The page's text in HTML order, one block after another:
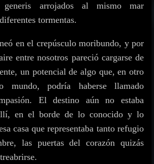
generis arrojados al mismo mar
tormentas.
en el crepúsculo moribundo, y por
entre nosotros pareció cargarse de
un potencial de algo que, en otro
mundo, podría haberse llamado
El destino aún no estaba
en el borde de lo conocido y lo
casa que representaba tanto refugio
las puertas del corazón quizás